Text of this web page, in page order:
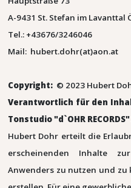
A-9431 St. Stefan im Lavanttal
Tel.: +43676/3246046
Mail: hubert.dohr(at)aon.at
Copyright: © 2023 Hubert
Verantwortlich für den
Tonstudio "d`OHR
Hubert Dohr erteilt die
erscheinenden Inhalte
Anwenders zu nutzen und zu